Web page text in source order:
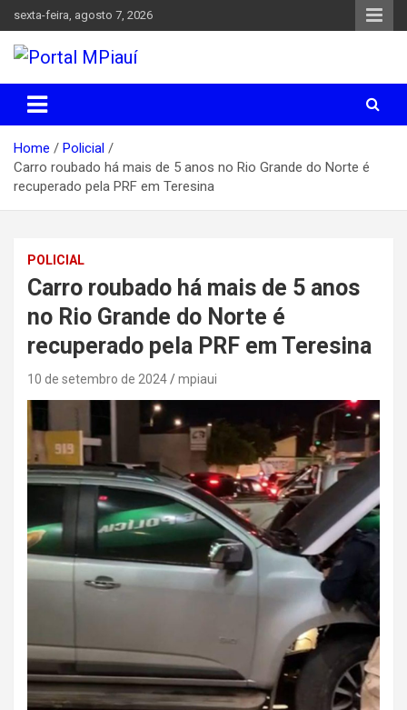
to
content
sexta-feira, agosto 7, 2026
Portal MPiauí
Parnaíba
Home
Policial
Carro roubado há mais de 5 anos no Rio Grande do Norte é
recuperado pela PRF em Teresina
POLICIAL
Carro roubado há mais de 5 anos
no Rio Grande do Norte é
recuperado pela PRF em Teresina
10 de setembro de 2024 mpiaui